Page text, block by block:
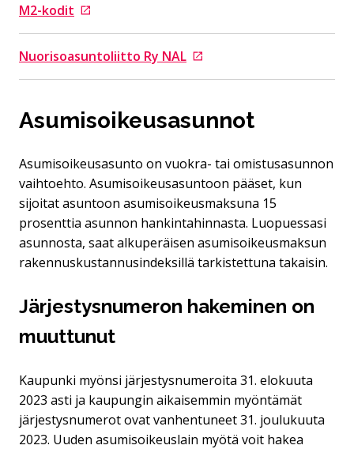
M2-kodit
Siirtyy ulkoiselle sivustolle
Nuorisoasuntoliitto Ry NAL
Siirtyy ulkoiselle sivustolle
Asumisoikeusasunnot
Asumisoikeusasunto on vuokra- tai omistusasunnon
vaihtoehto. Asumisoikeusasuntoon pääset, kun
sijoitat asuntoon asumisoikeusmaksuna 15
prosenttia asunnon hankintahinnasta. Luopuessasi
asunnosta, saat alkuperäisen asumisoikeusmaksun
rakennuskustannusindeksillä tarkistettuna takaisin.
Järjestysnumeron hakeminen on
muuttunut
Kaupunki myönsi järjestysnumeroita 31. elokuuta
2023 asti ja kaupungin aikaisemmin myöntämät
järjestysnumerot ovat vanhentuneet 31. joulukuuta
2023. Uuden asumisoikeuslain myötä voit hakea